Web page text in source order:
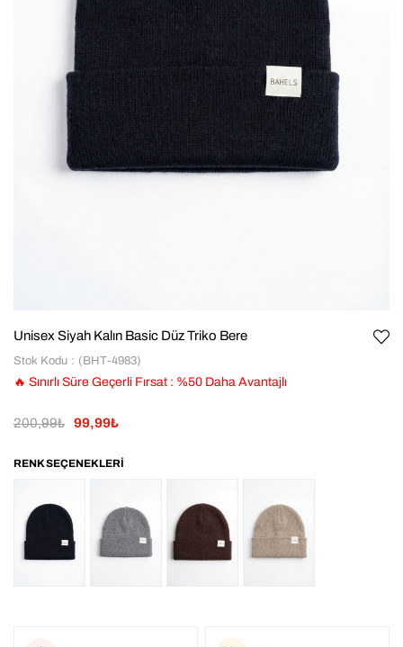
Unisex Siyah Kalın Basic Düz Triko Bere
Stok Kodu (BHT-4983)
🔥 Sınırlı Süre Geçerli Fırsat : %50 Daha Avantajlı
200,99₺ 99,99₺